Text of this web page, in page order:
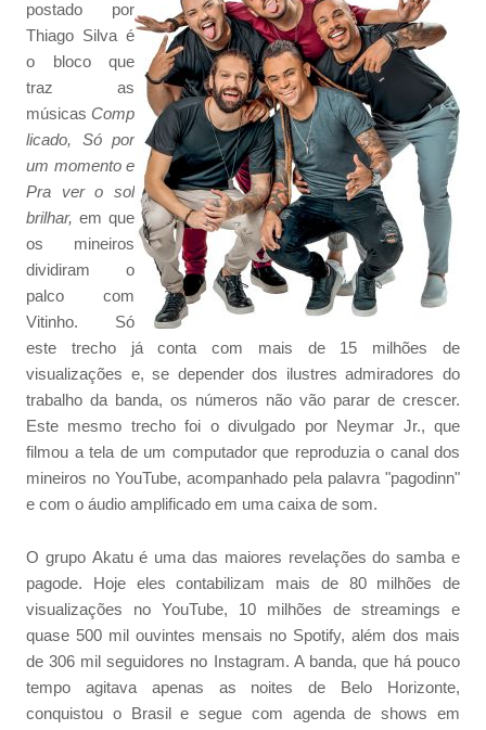
postado por
Thiago Silva é
o bloco que
traz as
músicas Comp
licado, Só por
um momento e
Pra ver o sol
brilhar, em que
os mineiros
dividiram o
palco com
Vitinho. Só
este trecho já conta com mais de 15 milhões de
visualizações e, se depender dos ilustres admiradores do
trabalho da banda, os números não vão parar de crescer.
Este mesmo trecho foi o divulgado por Neymar Jr., que
filmou a tela de um computador que reproduzia o canal dos
mineiros no YouTube, acompanhado pela palavra "pagodinn"
e com o áudio amplificado em uma caixa de som.
O grupo Akatu é uma das maiores revelações do samba e
pagode. Hoje eles contabilizam mais de 80 milhões de
visualizações no YouTube, 10 milhões de streamings e
quase 500 mil ouvintes mensais no Spotify, além dos mais
de 306 mil seguidores no Instagram. A banda, que há pouco
tempo agitava apenas as noites de Belo Horizonte,
conquistou o Brasil e segue com agenda de shows em